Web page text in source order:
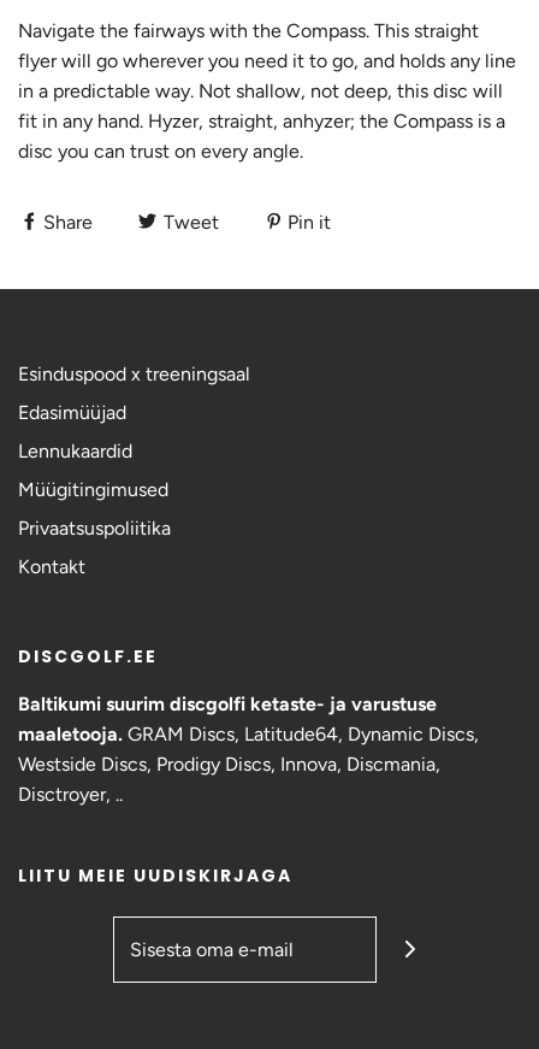
Navigate the fairways with the Compass. This straight
flyer will go wherever you need it to go, and holds any line
in a predictable way. Not shallow, not deep, this disc will
fit in any hand. Hyzer, straight, anhyzer; the Compass is a
disc you can trust on every angle.
Share Tweet Pin it
Esinduspood x treeningsaal
Edasimüüjad
Lennukaardid
Müügitingimused
Privaatsuspoliitika
Kontakt
DISCGOLF.EE
Baltikumi suurim discgolfi ketaste- ja varustuse
maaletooja. GRAM Discs, Latitude64, Dynamic Discs,
Westside Discs, Prodigy Discs, Innova, Discmania,
Disctroyer, ..
LIITU MEIE UUDISKIRJAGA